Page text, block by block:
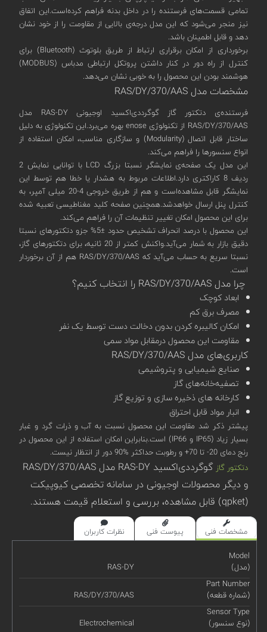
تمامی قسمت‌های فرستنده را در داخل بدنه فراهم کرده‌است.این اتفاق
نیز منجر می‌شود که این مدل درجه‌ی بالایی از مقاومت را از خود نشان
دهد و قابل اطمینان باشد.
برخورداری از امکان برقراری ارتباط از طریق بلوتوث (Bluetooth) برای
کنترل از راه دور در کنار داشتن پروتکل ارتباطی مدباس (MODBUS)
هوشمند بودن این محصول را به خوبی نشان می‌دهد.
مشخصات مدل RAS/DY/370/AAS
فرستنده‌ی دتکتور گاز گوگرد‌دی‌اکسید اوجیونی RAS-DY مدل
RAS/DY/370/AAS از تکنولوژی enose بهره‌ می‌برد.این تکنولوژی به دلیل
ساختار قابل اتصال (Modularity) و سازگاری مناسب، امکان استفاده از
انواع سنسورها را فراهم می‌کند.
این مدل یک صفحه‌ی نمایشگر نسبتا بزرگ LCD با توانایی نمایش 2
ردیف 8 کاراکتری دارد.اطلاعات مربوط به هشدار یا خطا هم توسط این
نمایشگر قابل مشاهده‌است و هم از طریق خروجی 4-20 میلی آمپر‌، به
کنترل پنل ارسال خواهدشد.همچنین صفحه کلید مغناطیسی تعبیه شده
برای این محصول امکان تغییر تنظیمات آن را فراهم می‌کند.
این محصول با درصد انحراف تشخیص حدود ±5% جزو دتکتورهای نسبتا
دقیق بازار به شمار می‌آید.واکنش کمتر از 20 ثانیه، برای دتکتورهای گاز،
نسبتا سریع به حساب می‌آید که RAS/DY/370/AAS هم از آن برخوردار
است.
چرا مدل RAS/DY/370/AAS را انتخاب کنیم؟
ابعاد کوچک
مصرف برق کم
امکان کالیبره کردن بدون دخالت دست توسط یک نفر
مقاومت این محصول درمقابل مواد سمی
کاربری‌های مدل RAS/DY/370/AAS
صنایع شیمیایی و پتروشیمی
تصفیه‌خانه‌های گاز
کارخانه های ذخیره سازی و توزیع گاز
انبار مواد قابل احتراق
پیشتر ذکر شد مقاومت این محصول نسبت به آب و ذرات گرد و غبار
بسیار زیاد (IP65 و IP66) است.بنابراین امکان استفاده از این محصول در
رنج دمای 20- تا 70+ و رطوبت حداکثر %90 دور از انتظار نیست.
دتکتور گاز
گوگرد‌دی‌اکسید RAS-DY مدل RAS/DY/370/AAS
و دیگر محصولات اوجیونی در سامانه تخصصی کیوپیکت
(qpket) قابل مشاهده، بررسی و استعلام قیمت هستند.
مشخصات فنی پیوست فنی نظرات کاربران
Model
(مدل)
RAS-DY
Part Number
(شماره قطعه)
RAS/DY/370/AAS
Sensor Type
(نوع سنسور)
Electrochemical